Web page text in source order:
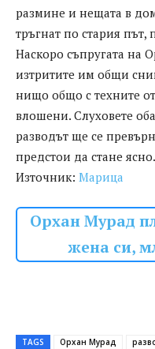
размине и нещата в
тръгнат по стария
Наскоро съпругата на
изтритите им общи
нищо общо с техните
влошени. Слуховете
разводът ще се
предстои да стане ясно.
Източник: Марица
Орхан Мурад
жена си,
TAGS Орхан Мурад